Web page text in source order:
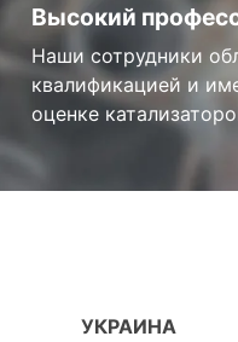
Высокий
Наши сотрудники
квалификацией и
оценке
УКРАИНА